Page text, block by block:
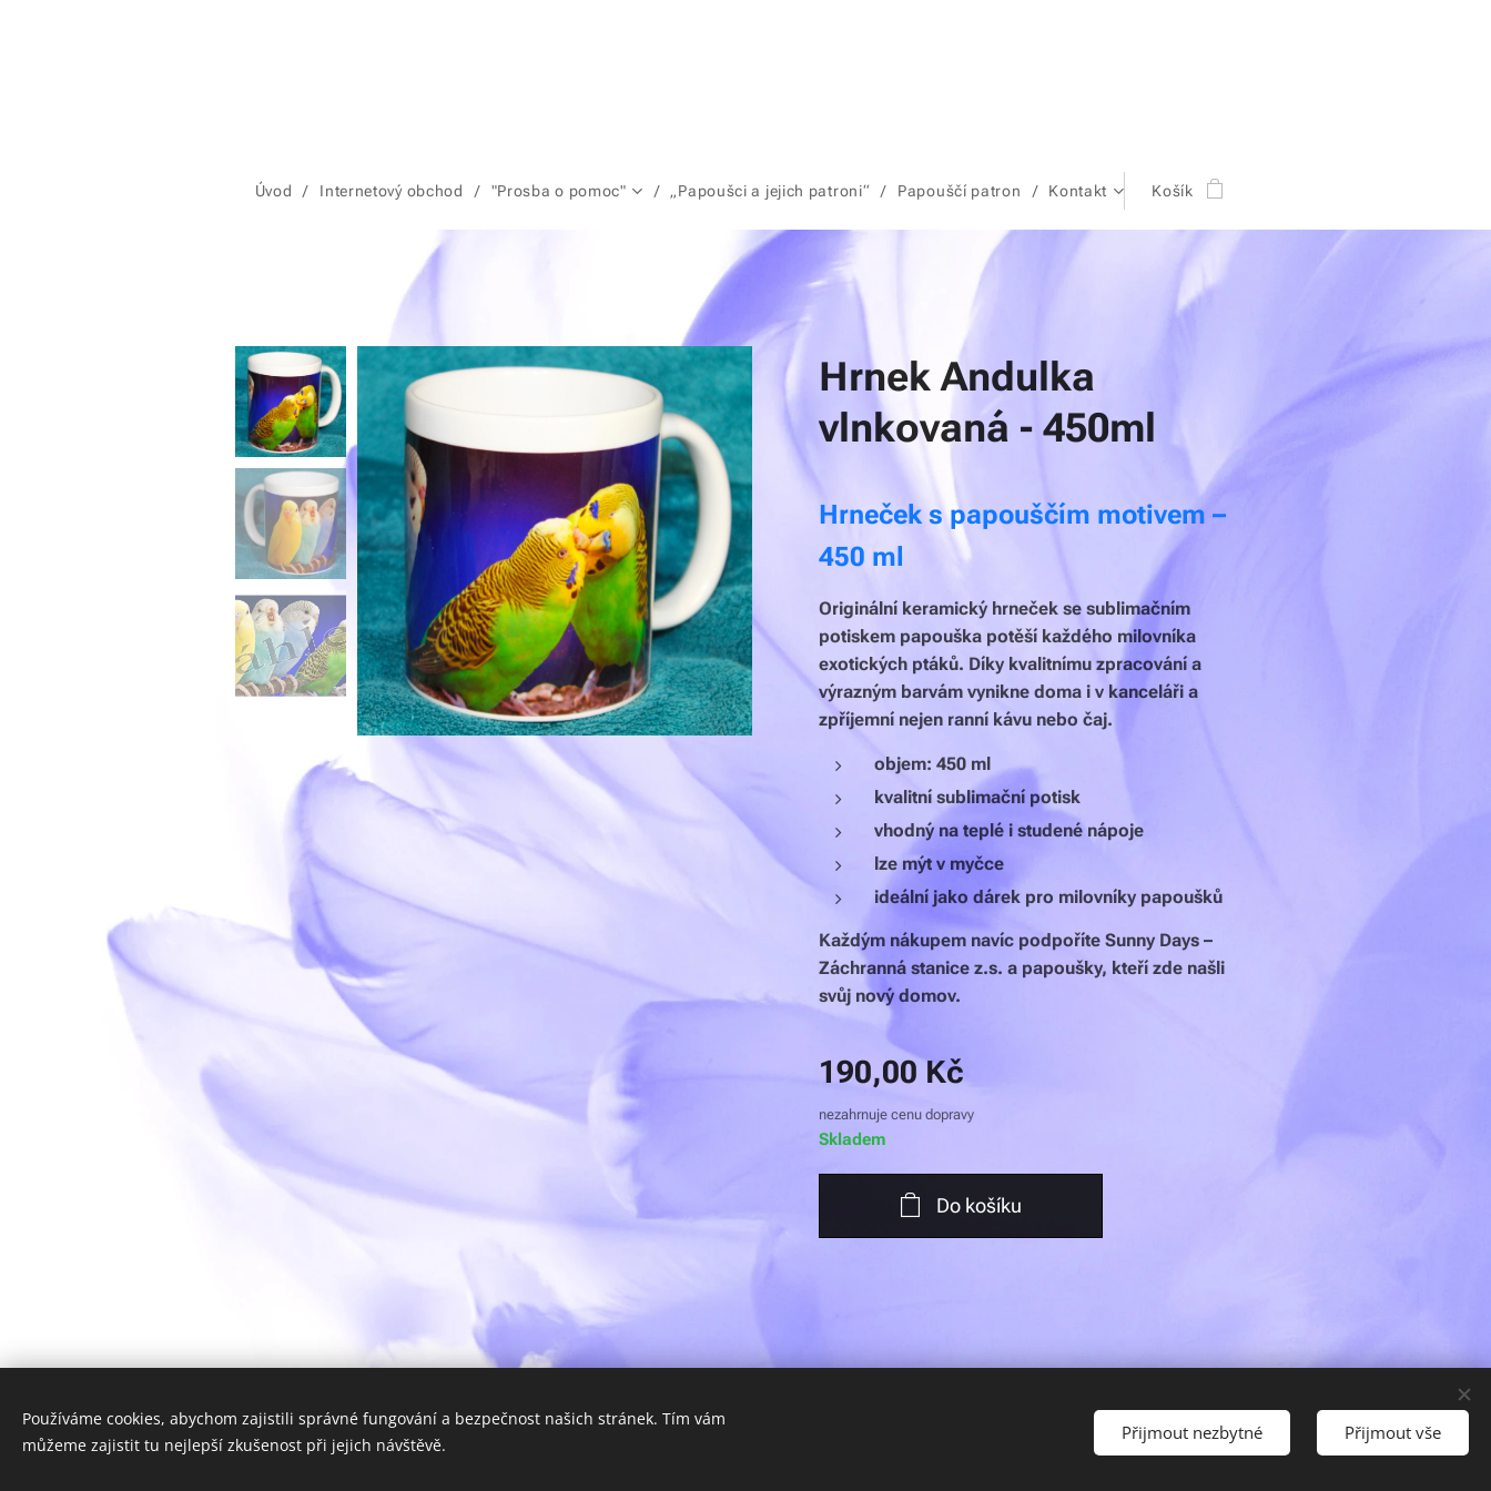
Úvod Internetový obchod "Prosba o pomoc" „Papoušci a jejich patroni“ Papouščí patron Kontakt Košík
Hrnek Andulka
vlnkovaná - 450ml
Hrneček s papouščím motivem –
450 ml
Originální keramický hrneček se sublimačním
potiskem papouška potěší každého milovníka
exotických ptáků. Díky kvalitnímu zpracování a
výrazným barvám vynikne doma i v kanceláři a
zpříjemní nejen ranní kávu nebo čaj.
objem: 450 ml
kvalitní sublimační potisk
vhodný na teplé i studené nápoje
lze mýt v myčce
ideální jako dárek pro milovníky papoušků
Každým nákupem navíc podpoříte Sunny Days –
Záchranná stanice z.s. a papoušky, kteří zde našli
svůj nový domov.
190,00 Kč
nezahrnuje cenu dopravy
Skladem
Do košíku
© 2024 Sunny Days - záchranná stanice z.s. | Všechna práva vyhrazena
Používáme cookies, abychom zajistili správné fungování a bezpečnost našich stránek. Tím vám
můžeme zajistit tu nejlepší zkušenost při jejich návštěvě.
Přijmout nezbytné Přijmout vše